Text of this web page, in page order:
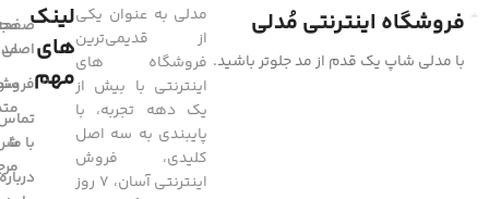
فروشگاه اینترنتی مُدلی
با مدلی شاپ یک قدم از مد جلوتر باشید.
مدلی به عنوان یکی
از قدیمی‌ترین
فروشگاه های
اینترنتی با بیش از
یک دهه تجربه، با
پایبندی به سه اصل
کلیدی، فروش
اینترنتی آسان، 7 روز
لینک
های
مهم
اصلی
با ما
درباره
مد